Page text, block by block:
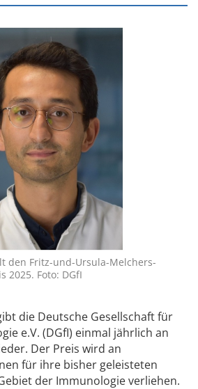
den Fritz-und-Ursula-Melchers-
2025. Foto: DGfI
die Deutsche Gesellschaft für
e.V. (DGfI) einmal jährlich an
Der Preis wird an
für ihre bisher geleisteten
der Immunologie verliehen.